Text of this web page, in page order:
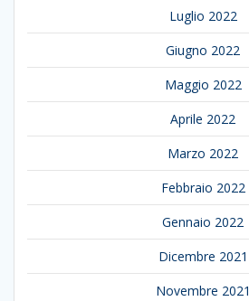
Luglio 2022
Giugno 2022
Maggio 2022
Aprile 2022
Marzo 2022
Febbraio 2022
Gennaio 2022
Dicembre 2021
Novembre 2021